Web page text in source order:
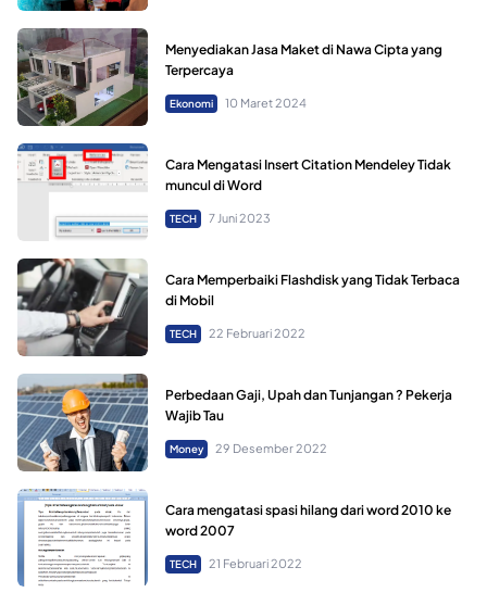
Menyediakan Jasa Maket di Nawa Cipta yang
Terpercaya
Ekonomi 10 Maret 2024
Cara Mengatasi Insert Citation Mendeley Tidak
muncul di Word
TECH 7 Juni 2023
Cara Memperbaiki Flashdisk yang Tidak Terbaca
di Mobil
TECH 22 Februari 2022
Perbedaan Gaji, Upah dan Tunjangan ? Pekerja
Wajib Tau
Money 29 Desember 2022
Cara mengatasi spasi hilang dari word 2010 ke
word 2007
TECH 21 Februari 2022